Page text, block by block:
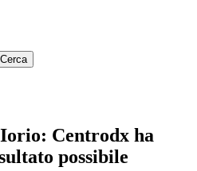
Centrodx ha
possibile